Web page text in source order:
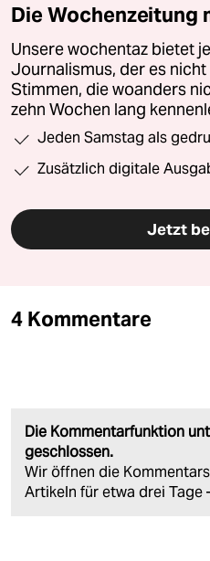
Die Wochenzeitung
Unsere wochentaz bietet
Journalismus, der es
Stimmen, die woanders
zehn Wochen lang
Jeden Samstag als
Zusätzlich digitale
Jetzt
4 Kommentare
Die Kommentarfunktion
geschlossen.
Wir öffnen die
Artikeln für etwa drei Tage